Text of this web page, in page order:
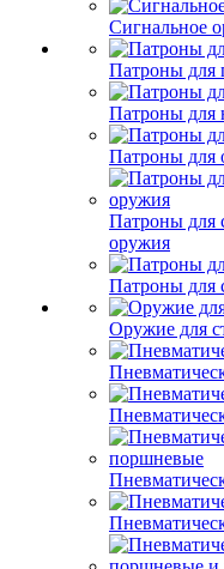
Сигнальное
Патроны для
Патроны для
Патроны для
Патроны для
оружия
Патроны для
Оружие для